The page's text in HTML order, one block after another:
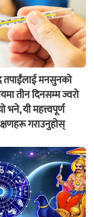
तपाईंलाई मनसुनको
तीन दिनसम्म ज्वरो
भने, यी महत्त्वपूर्ण
गराउनुहोस्